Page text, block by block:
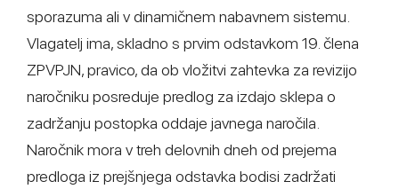
sporazuma ali v dinamičnem nabavnem sistemu.
Vlagatelj ima, skladno s prvim odstavkom 19. člena
ZPVPJN, pravico, da ob vložitvi zahtevka za revizijo
naročniku posreduje predlog za izdajo sklepa o
zadržanju postopka oddaje javnega naročila.
Naročnik mora v treh delovnih dneh od prejema
predloga iz prejšnjega odstavka bodisi zadržati